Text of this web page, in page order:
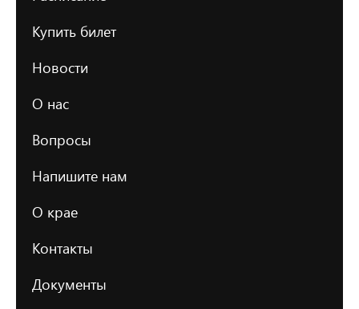
Купить билет
Новости
О нас
Вопросы
Напишите нам
О крае
Контакты
Документы